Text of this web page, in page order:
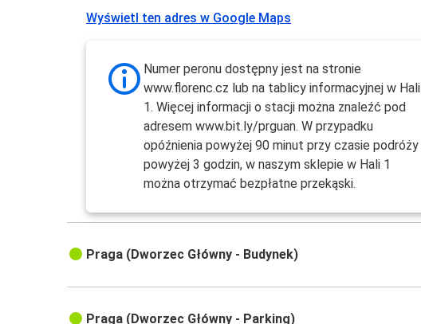
Wyświetl ten adres w Google Maps
Numer peronu dostępny jest na stronie
www.florenc.cz lub na tablicy informacyjnej w Hali
1. Więcej informacji o stacji można znaleźć pod
adresem www.bit.ly/prguan. W przypadku
opóźnienia powyżej 90 minut przy czasie podróży
powyżej 3 godzin, w naszym sklepie w Hali 1
można otrzymać bezpłatne przekąski.
Praga (Dworzec Główny - Budynek)
Praga (Dworzec Główny - Parking)